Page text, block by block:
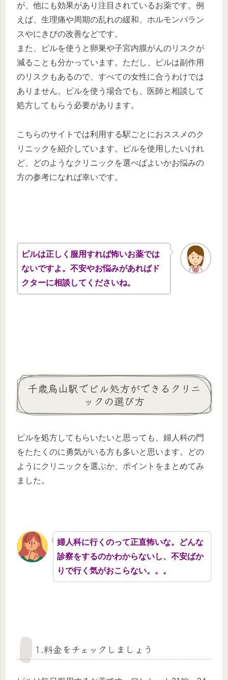
が、他にも効果があり注目されているお薬です。例
えば、生理痛や周期の乱れの緩和、ホルモンバラン
スやにきびの改善などです。
また、ピルを使うと卵巣や子宮内膜がんのリスクが
減ることも分かっています。ただし、ピルは副作用
のリスクもあるので、すべての女性に合うわけでは
ありません。ピルを使う場合でも、医師と相談して
処方してもらう必要があります。
こちらのサイトでは利用する駅ごとにおススメのク
リニックを紹介しています。ピルを使用したいけれ
ど、どのようなクリニックを選べばよいかお悩みの
方の参考になれば幸いです。
ピルは正しく服用すれば怖いお薬では
ないですよ。不安やお悩みがあればド
クターに相談してくださいね。
千歳烏山駅でピル処方ができるクリニ
ックの選び方
ピルを処方してもらいたいと思っても、婦人科の門
をたたくのに勇気がいる方も多いと思います。どの
ようにクリニックを選ぶか、ポイントをまとめてみ
ました。
婦人科に行くのって正直怖いな。どんな
診察をするのかわからないし、不安ばか
りで行く気がおこらない。。。
1.料金をチェックしましょう